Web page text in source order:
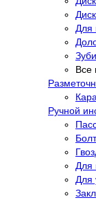
Для
Все
Ручной
Для
Для